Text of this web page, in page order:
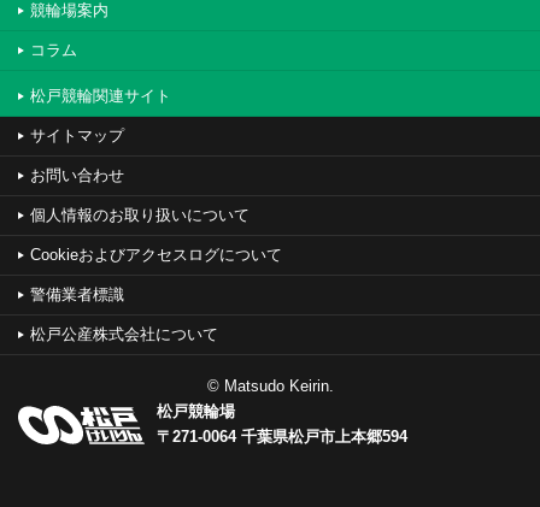
競輪場案内
コラム
松戸競輪関連サイト
サイトマップ
お問い合わせ
個人情報のお取り扱いについて
Cookieおよびアクセスログについて
警備業者標識
松戸公産株式会社について
© Matsudo Keirin.
松戸競輪場
〒271-0064 千葉県松戸市上本郷594